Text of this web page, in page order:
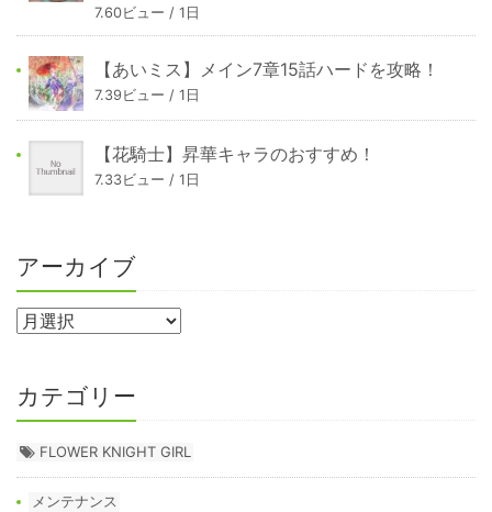
7.60ビュー / 1日
【あいミス】メイン7章15話ハードを攻略！
7.39ビュー / 1日
【花騎士】昇華キャラのおすすめ！
7.33ビュー / 1日
アーカイブ
カテゴリー
FLOWER KNIGHT GIRL
メンテナンス